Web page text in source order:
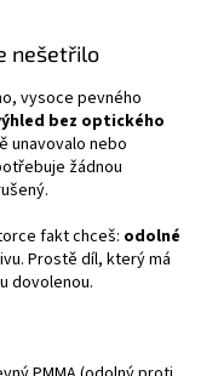
nešetřilo
vysoce pevného
bez optického
unavovalo nebo
žádnou
fakt chceš: odolné
Prostě díl, který má
dovolenou.